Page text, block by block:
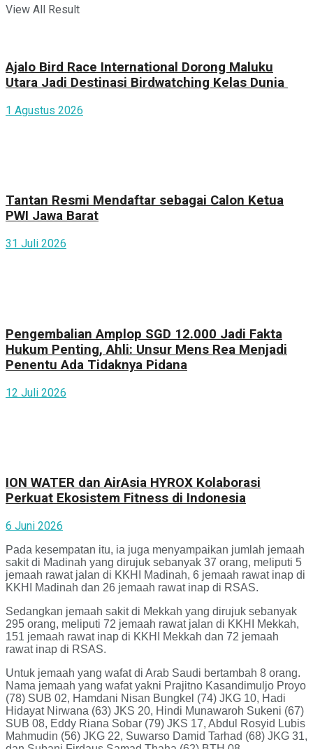
View All Result
Ajalo Bird Race International Dorong Maluku
Utara Jadi Destinasi Birdwatching Kelas Dunia
1 Agustus 2026
Tantan Resmi Mendaftar sebagai Calon Ketua
PWI Jawa Barat
31 Juli 2026
Pengembalian Amplop SGD 12.000 Jadi Fakta
Hukum Penting, Ahli: Unsur Mens Rea Menjadi
Penentu Ada Tidaknya Pidana
12 Juli 2026
ION WATER dan AirAsia HYROX Kolaborasi
Perkuat Ekosistem Fitness di Indonesia
6 Juni 2026
Pada kesempatan itu, ia juga menyampaikan jumlah jemaah
sakit di Madinah yang dirujuk sebanyak 37 orang, meliputi 5
jemaah rawat jalan di KKHI Madinah, 6 jemaah rawat inap di
KKHI Madinah dan 26 jemaah rawat inap di RSAS.
Sedangkan jemaah sakit di Mekkah yang dirujuk sebanyak
295 orang, meliputi 72 jemaah rawat jalan di KKHI Mekkah,
151 jemaah rawat inap di KKHI Mekkah dan 72 jemaah
rawat inap di RSAS.
Untuk jemaah yang wafat di Arab Saudi bertambah 8 orang.
Nama jemaah yang wafat yakni Prajitno Kasandimuljo Proyo
(78) SUB 02, Hamdani Nisan Bungkel (74) JKG 10, Hadi
Hidayat Nirwana (63) JKS 20, Hindi Munawaroh Sukeni (67)
SUB 08, Eddy Riana Sobar (79) JKS 17, Abdul Rosyid Lubis
Mahmudin (56) JKG 22, Suwarso Damid Tarhad (68) JKG 31,